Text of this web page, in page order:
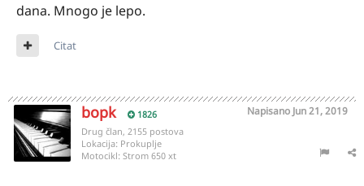
dana. Mnogo je lepo.
Citat
bopk 1826 Napisano Jun 21, 2019
Drug član, 2155 postova
Lokacija: Prokuplje
Motocikl: Strom 650 xt